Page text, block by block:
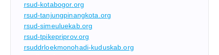
rsud-kotabogor.org
rsud-tanjungpinangkota.org
rsud-simeuluekab.org
rsud-tpikepriprov.org
rsuddrloekmonohadi-kuduskab.org